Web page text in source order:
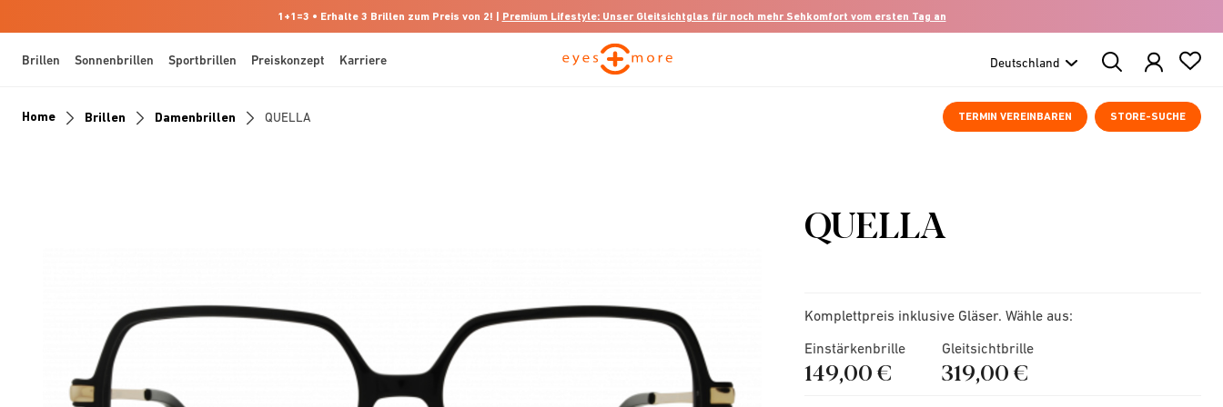
1+1=3 • Erhalte 3 Brillen zum Preis von 2! | Premium Lifestyle: Unser Gleitsichtglas für noch mehr Sehkomfort vom ersten Tag an
Brillen Sonnenbrillen Sportbrillen Preiskonzept Karriere
Search
Products
TERMIN VEREINBAREN STORE-SUCHE
Home Brillen Damenbrillen QUELLA
QUELLA
Komplettpreis inklusive Gläser. Wähle aus:
Einstärkenbrille
149,00 €
Gleitsichtbrille
319,00 €